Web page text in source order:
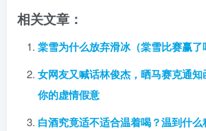
相关文章：
棠雪为什么放弃滑冰（棠雪比赛赢了
女网友又喊话林俊杰，晒马赛克通
你的虚情假意
白酒究竟适不适合温着喝？温到什